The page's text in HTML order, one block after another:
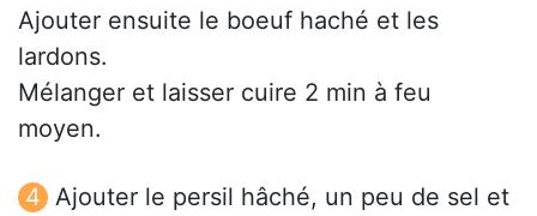
Ajouter ensuite le boeuf haché et les
lardons.
Mélanger et laisser cuire 2 min à feu
moyen.
Ajouter le persil hâché, un peu de sel et